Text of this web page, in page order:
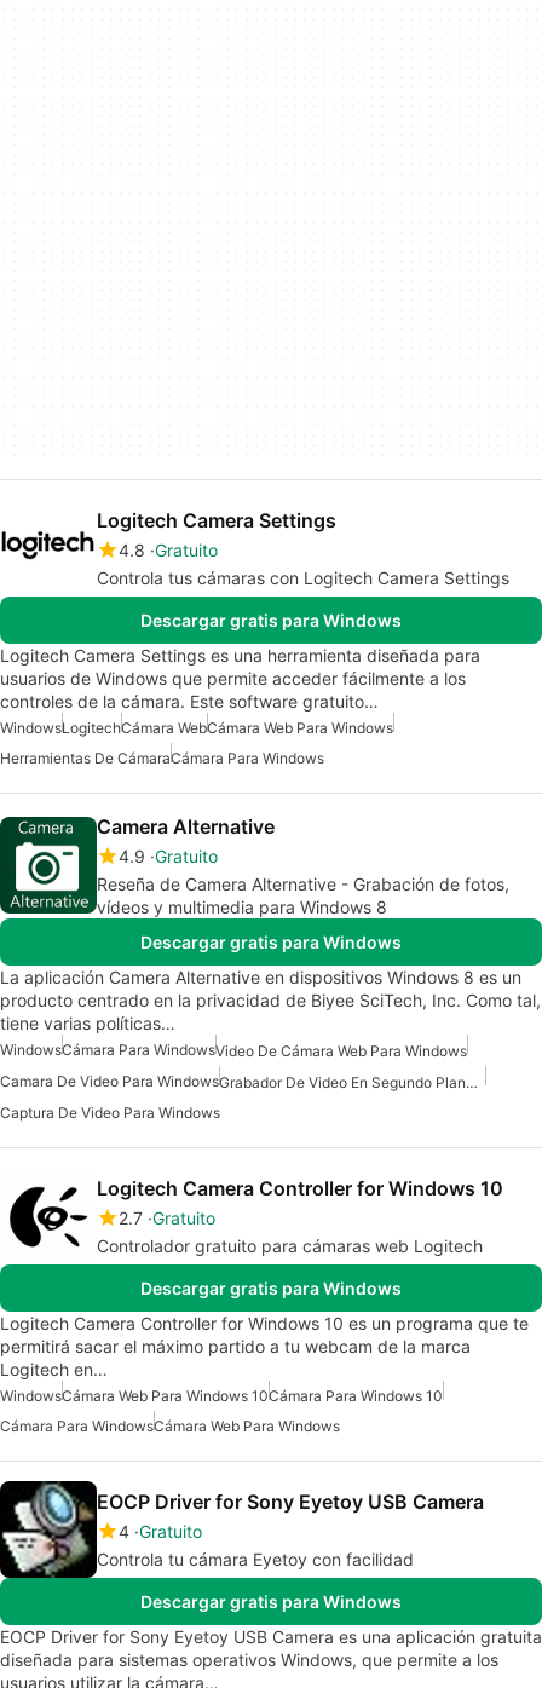
Logitech Camera Settings
4.8 Gratuito
Controla tus cámaras con Logitech Camera Settings
Descargar gratis para Windows
Logitech Camera Settings es una herramienta diseñada para
usuarios de Windows que permite acceder fácilmente a los
controles de la cámara. Este software gratuito…
WindowsLogitechCámara WebCámara Web Para Windows
Herramientas De CámaraCámara Para Windows
Camera Alternative
4.9 Gratuito
Reseña de Camera Alternative - Grabación de fotos,
vídeos y multimedia para Windows 8
Descargar gratis para Windows
La aplicación Camera Alternative en dispositivos Windows 8 es un
producto centrado en la privacidad de Biyee SciTech, Inc. Como tal,
tiene varias políticas…
WindowsCámara Para WindowsVideo De Cámara Web Para Windows
Camara De Video Para Windows
Grabador De Video En Segundo Plano Para Windows
Captura De Video Para Windows
Logitech Camera Controller for Windows 10
2.7 Gratuito
Controlador gratuito para cámaras web Logitech
Descargar gratis para Windows
Logitech Camera Controller for Windows 10 es un programa que te
permitirá sacar el máximo partido a tu webcam de la marca
Logitech en…
WindowsCámara Web Para Windows 10Cámara Para Windows 10
Cámara Para WindowsCámara Web Para Windows
EOCP Driver for Sony Eyetoy USB Camera
4 Gratuito
Controla tu cámara Eyetoy con facilidad
Descargar gratis para Windows
EOCP Driver for Sony Eyetoy USB Camera es una aplicación gratuita
diseñada para sistemas operativos Windows, que permite a los
usuarios utilizar la cámara…